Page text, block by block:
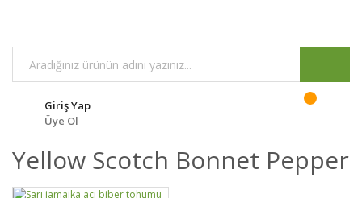
Giriş Yap
Üye Ol
Yellow Scotch Bonnet Pepper